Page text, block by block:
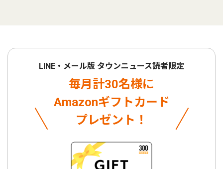
LINE・メール版 タウンニュース読者限定
毎月計30名様に
Amazonギフトカード
プレゼント！